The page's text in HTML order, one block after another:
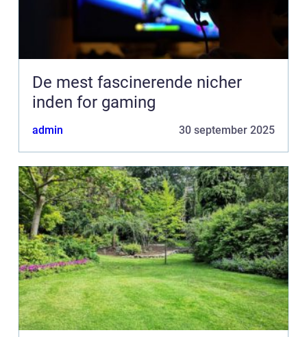
De mest fascinerende nicher
inden for gaming
admin 30 september 2025